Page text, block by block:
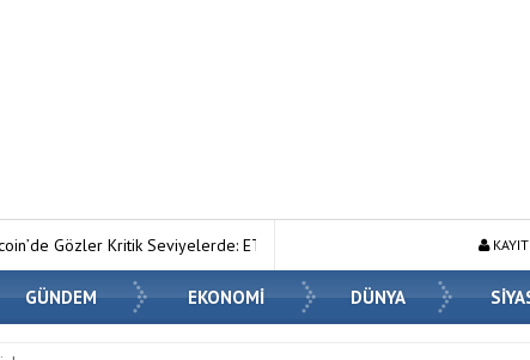
ETF Girişleri ve Makro Riskler Fiyatı Nasıl Etkiliyor?
GÜNDEM EKONOMİ DÜNYA